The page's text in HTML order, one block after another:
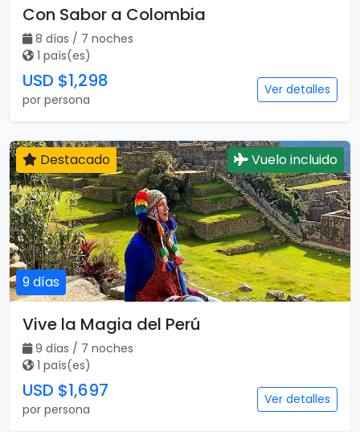
Con Sabor a Colombia
8 días / 7 noches
1 país(es)
USD $1,298
por persona
Ver detalles
9 días
Destacado Vuelo incluido
Vive la Magia del Perú
9 días / 7 noches
1 país(es)
USD $1,697
por persona
Ver detalles